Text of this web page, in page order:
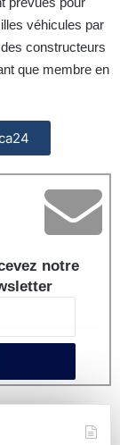
véhicules par
constructeurs
que membre en
notre